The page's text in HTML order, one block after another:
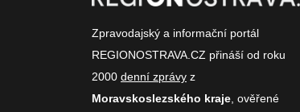
Zpravodajský a informační portál
REGIONOSTRAVA.CZ přináší od roku
2000 denní zprávy z
Moravskoslezského kraje , ověřené